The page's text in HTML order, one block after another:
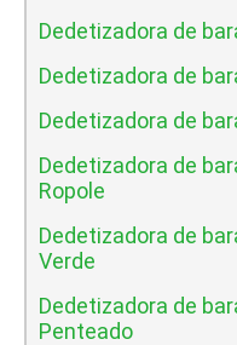
Dedetizadora de
Dedetizadora de
Dedetizadora de
Dedetizadora de
Ropole
Dedetizadora de
Verde
Dedetizadora de
Penteado